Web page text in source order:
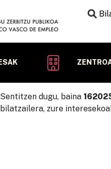
Sentitzen dugu, baina
bilatzailera, zure